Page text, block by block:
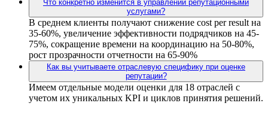
Что конкретно изменится в управлении репутационными
услугами?
В среднем клиенты получают снижение cost per result на
35-60%, увеличение эффективности подрядчиков на 45-
75%, сокращение времени на координацию на 50-80%,
рост прозрачности отчетности на 65-90%
Как вы учитываете отраслевую специфику при оценке
репутации?
Имеем отдельные модели оценки для 18 отраслей с
учетом их уникальных KPI и циклов принятия решений.